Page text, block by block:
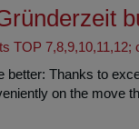
TOP
better: Thanks to